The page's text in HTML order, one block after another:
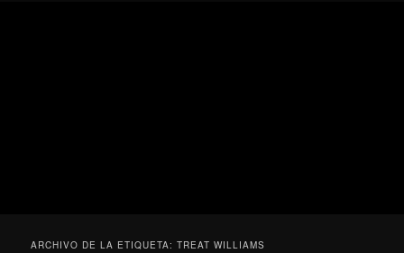
ARCHIVO DE LA ETIQUETA:TREAT WILLIAMS